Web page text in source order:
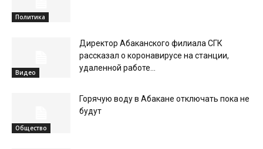
Политика
Видео
Директор Абаканского филиала СГК
рассказал о коронавирусе на станции,
удаленной работе...
Общество
Горячую воду в Абакане отключать пока не
будут